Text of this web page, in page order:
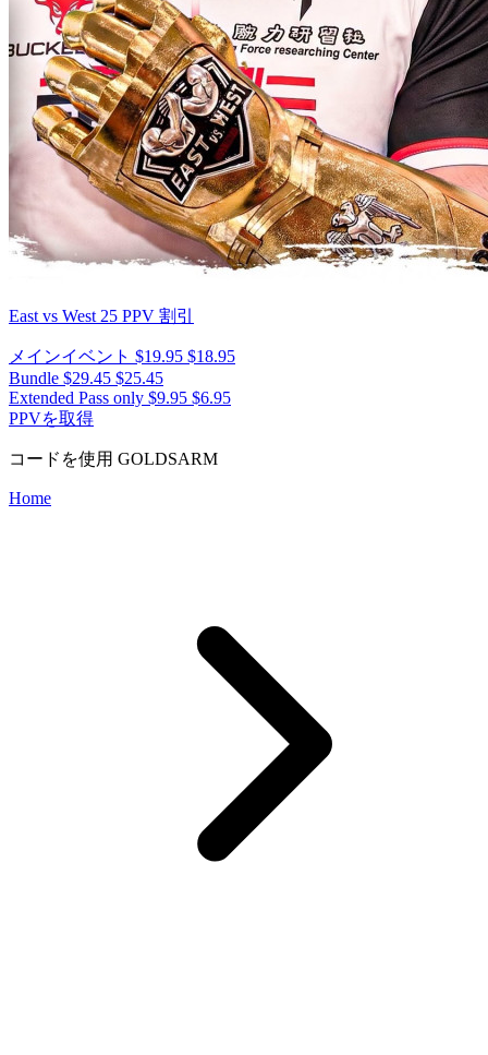
East vs West 25 PPV 割引
メインイベント $19.95 $18.95
Bundle $29.45 $25.45
Extended Pass only $9.95 $6.95
PPVを取得
コードを使用 GOLDSARM
Home